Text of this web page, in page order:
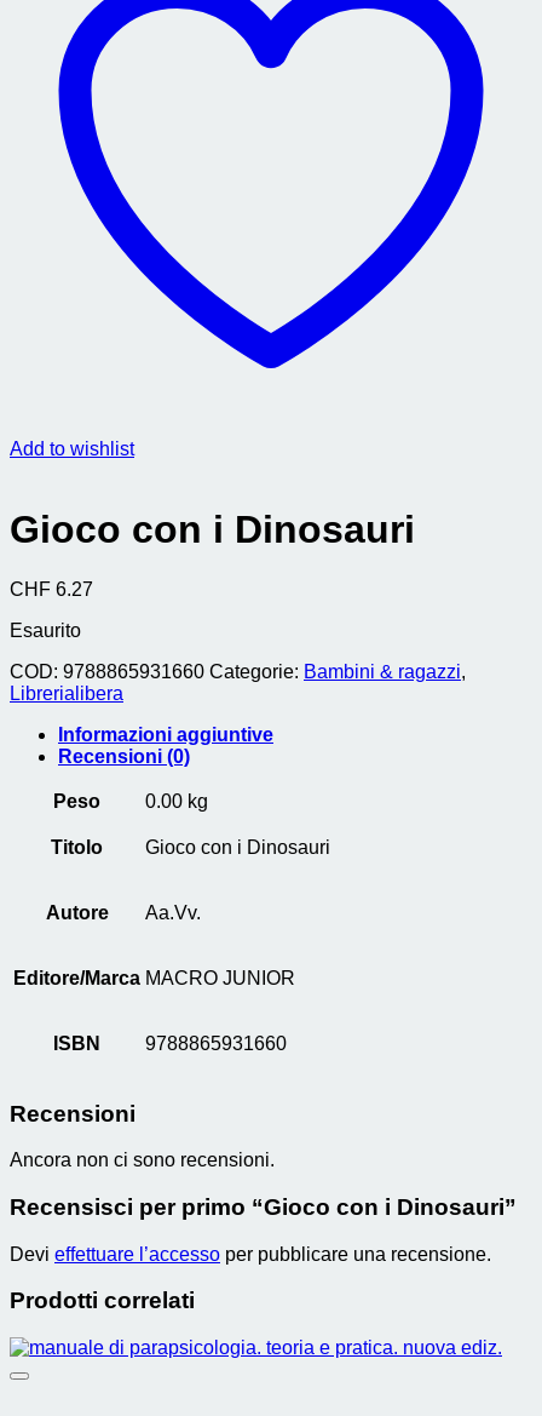
Add to wishlist
Gioco con i Dinosauri
CHF 6.27
Esaurito
COD: 9788865931660 Categorie: Bambini & ragazzi,
Librerialibera
Informazioni aggiuntive
Recensioni (0)
Peso 0.00 kg
Titolo Gioco con i Dinosauri
Autore Aa.Vv.
Editore/Marca MACRO JUNIOR
ISBN 9788865931660
Recensioni
Ancora non ci sono recensioni.
Recensisci per primo “Gioco con i Dinosauri”
Devi effettuare l’accesso per pubblicare una recensione.
Prodotti correlati